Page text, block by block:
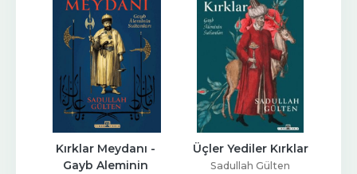
Kırklar Meydanı -
Gayb Aleminin
Üçler Yediler Kırklar
Sadullah Gülten